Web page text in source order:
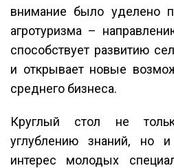
внимание было уделено
агротуризма –
способствует развитию
и открывает новые
среднего бизнеса.
Круглый стол не
углублению знаний, но и
интерес молодых